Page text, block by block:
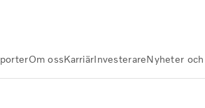
Om ossKarriärInvesterareNyheter